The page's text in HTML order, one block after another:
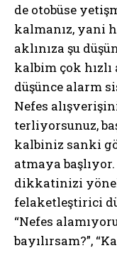
de otobüse
kalmanız, yani
aklınıza şu
kalbim çok hızlı
düşünce alarm
Nefes
terliyorsunuz,
kalbiniz sanki
atmaya
dikkatinizi
felaketleştirici
“Nefes
bayılırsam?”,